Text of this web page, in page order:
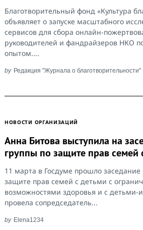
Благотворительный фонд «Культура
объявляет о запуске масштабного
сервисов для сбора онлайн-
руководителей и фандрайзеров НКО
опытом....
by Редакция "Журнала о благотворительности"
НОВОСТИ ОРГАНИЗАЦИЙ
Анна Битова выступила на
группы по защите прав семей
11 марта в Госдуме прошло
защите прав семей с детьми с
возможностями здоровья и с детьми-
провела сопредседатель...
by Elena1234